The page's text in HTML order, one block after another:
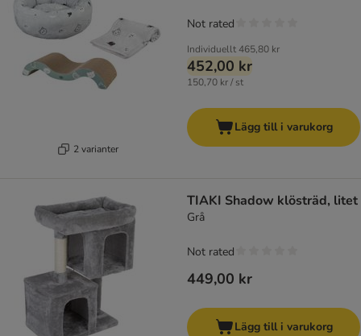
2 varianter
Individuellt465,80 kr
452,00 kr
150,70 kr / st
Not rated
Lägg till i varukorg
TIAKI Shadow klösträd, litet
Grå
449,00 kr
Not rated
Lägg till i varukorg